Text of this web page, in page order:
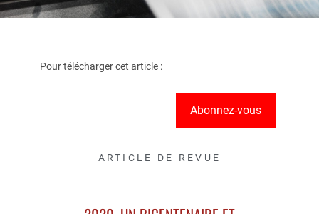
Pour télécharger cet article :
Abonnez-vous
ARTICLE DE REVUE